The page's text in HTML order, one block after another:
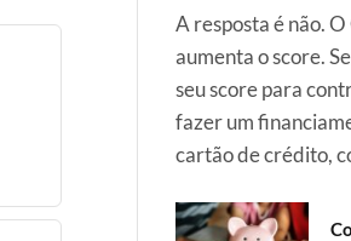
A resposta é não.
aumenta o score.
seu score para
fazer um
cartão de crédito,